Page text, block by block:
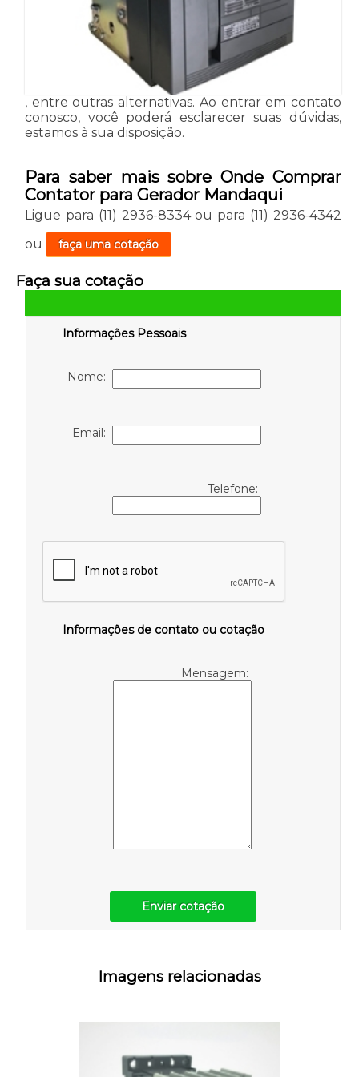
, entre outras alternativas. Ao entrar em contato
conosco, você poderá esclarecer suas dúvidas,
estamos à sua disposição.
Para saber mais sobre Onde Comprar
Contator para Gerador Mandaqui
Ligue para (11) 2936-8334ou para (11) 2936-4342
ou
faça uma cotação
Faça sua cotação
Informações Pessoais
Nome:
Email:
Telefone:
Informações de contato ou cotação
Mensagem:
Enviar cotação
Imagens relacionadas